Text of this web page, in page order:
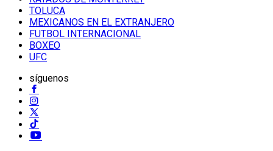
TOLUCA
MEXICANOS EN EL EXTRANJERO
FUTBOL INTERNACIONAL
BOXEO
UFC
síguenos